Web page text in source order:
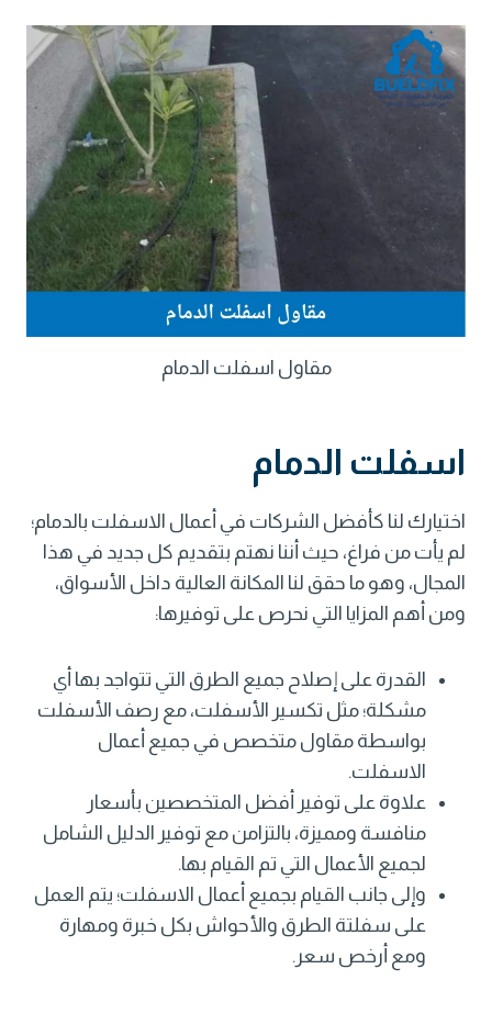
مقاول اسفلت الدمام
اسفلت الدمام
اختيارك لنا كأفضل الشركات في أعمال الاسفلت بالدمام؛
لم يأت من فراغ، حيث أننا نهتم بتقديم كل جديد في هذا
المجال، وهو ما حقق لنا المكانة العالية داخل الأسواق،
ومن أهم المزايا التي نحرص على توفيرها:
القدرة على إصلاح جميع الطرق التي تتواجد بها أي
مشكلة؛ مثل تكسير الأسفلت، مع رصف الأسفلت
بواسطة مقاول متخصص في جميع أعمال
الاسفلت.
علاوة على توفير أفضل المتخصصين بأسعار
منافسة ومميزة، بالتزامن مع توفير الدليل الشامل
لجميع الأعمال التي تم القيام بها.
وإلى جانب القيام بجميع أعمال الاسفلت؛ يتم العمل
على سفلتة الطرق والأحواش بكل خبرة ومهارة
ومع أرخص سعر.